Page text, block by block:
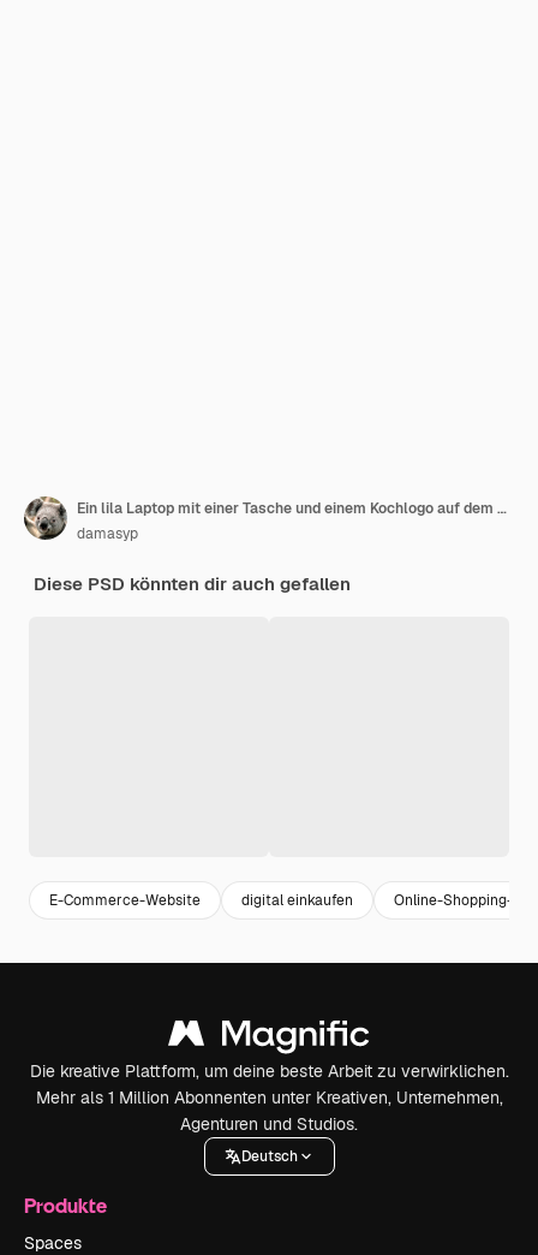
Ein lila Laptop mit einer Tasche und einem Kochlogo auf dem Bildschirm.
damasyp
Diese PSD könnten dir auch gefallen
E-Commerce-Website digital einkaufen Online-Shopping-
Die kreative Plattform, um deine beste Arbeit zu verwirklichen.
Mehr als 1 Million Abonnenten unter Kreativen, Unternehmen,
Agenturen und Studios.
Deutsch
Produkte
Spaces